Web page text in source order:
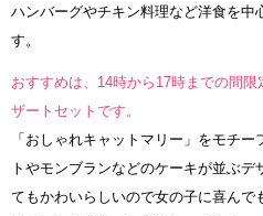
ハンバーグやチキン料理など洋食を中
す。
おすすめは、14時から17時までの間
ザートセットです。
「おしゃれキャットマリー」をモチ
トやモンブランなどのケーキが並ぶ
てもかわいらしいので女の子に喜んで